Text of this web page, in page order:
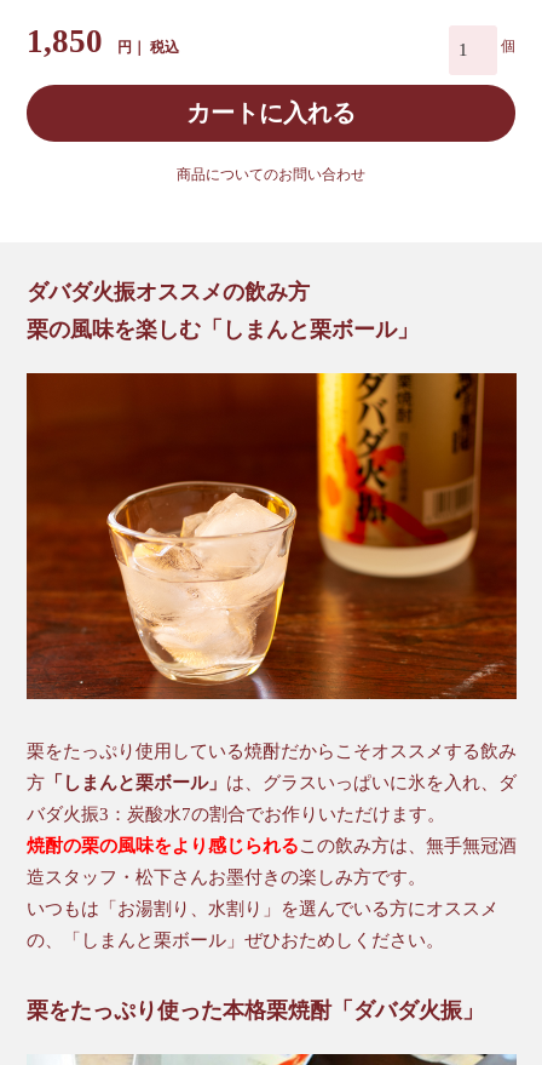
1,850 税込
カートに入れる
商品についてのお問い合わせ
ダバダ火振オススメの飲み方
栗の風味を楽しむ「しまんと栗ボール」
栗をたっぷり使用している焼酎だからこそオススメする飲み
方「しまんと栗ボール」 は、グラスいっぱいに氷を入れ、ダ
バダ火振3：炭酸水7の割合でお作りいただけます。
焼酎の栗の風味をより感じられるこの飲み方は、無手無冠酒
造スタッフ・松下さんお墨付きの楽しみ方です。
いつもは「お湯割り、水割り」を選んでいる方にオススメ
の、「しまんと栗ボール」ぜひおためしください。
栗をたっぷり使った本格栗焼酎「ダバダ火振」